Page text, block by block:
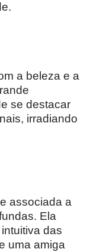
a beleza e a
se destacar
irradiando
associada a
Ela
das
uma amiga